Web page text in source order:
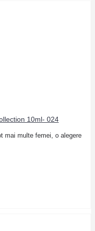
10ml- 024
mai multe femei, o alegere